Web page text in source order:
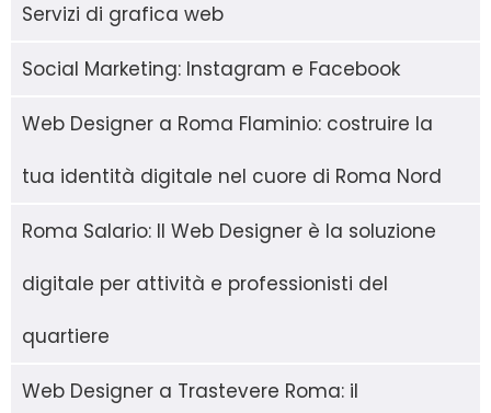
Servizi di grafica web
Social Marketing: Instagram e Facebook
Web Designer a Roma Flaminio: costruire la
tua identità digitale nel cuore di Roma Nord
Roma Salario: Il Web Designer è la soluzione
digitale per attività e professionisti del
quartiere
Web Designer a Trastevere Roma: il